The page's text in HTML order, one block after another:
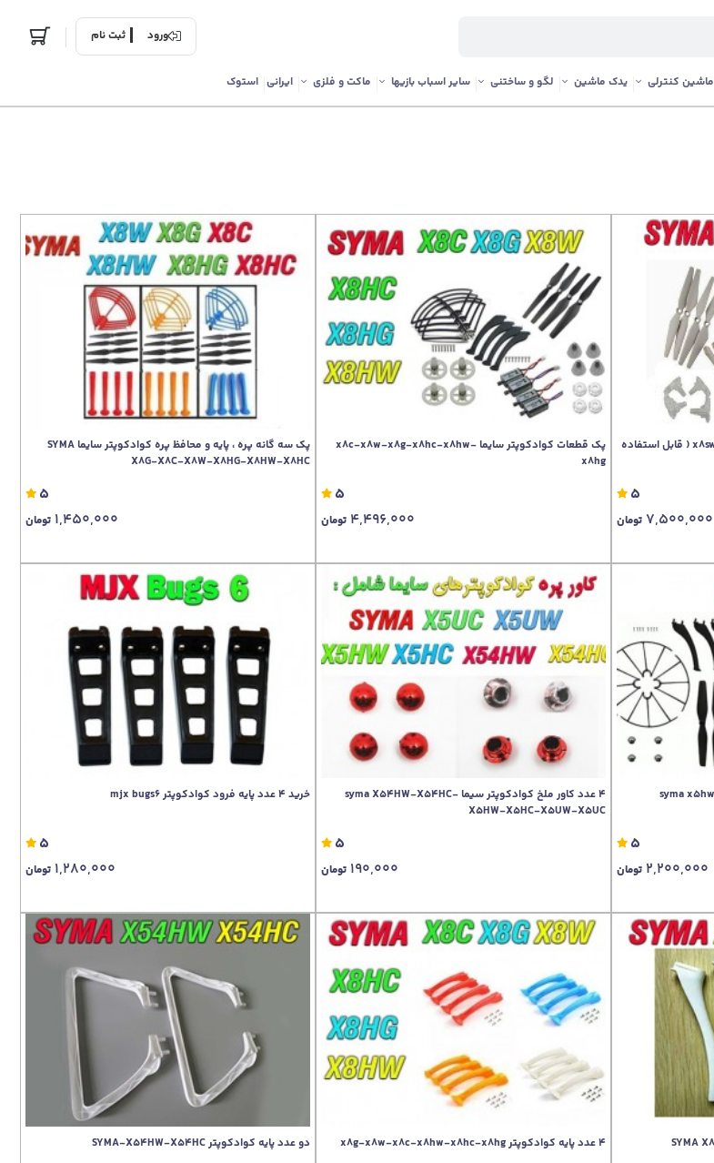
ورود ثبت نام
ماشین کنترلی یدک ماشین لگو و ساختنی سایر اسباب بازیها ماکت و فلزی ایرانی استوک
پک کامل قطعات کوادکوپتر سایما x8sw-x8sc ( قابل استفاده
5
7,500,000 تومان
پک قطعات کوادکوپتر سایما x8c-x8w-x8g-x8hc-x8hw-
x8hg
5
4,496,000 تومان
پک سه گانه پره ، پایه و محافظ پره کوادکوپتر سایما SYMA
X8G-X8C-X8W-X8HG-X8HW-X8HC
5
1,450,000 تومان
5
2,200,000 تومان
4 عدد کاور ملخ کوادکوپتر سیما syma X54HW-X54HC-
X5HW-X5HC-X5UW-X5UC
5
190,000 تومان
خرید 4 عدد پایه فرود کوادکوپتر mjx bugs6
5
1,280,000 تومان
4 عدد پایه کوادکوپتر x8g-x8w-x8c-x8hw-x8hc-x8hg دو عدد پایه کوادکوپتر SYMA-X54HW-X54HC